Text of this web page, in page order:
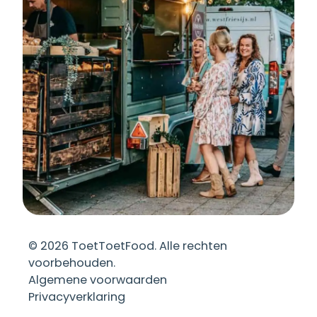
© 2026 ToetToetFood. Alle rechten
voorbehouden.
Algemene voorwaarden
Privacyverklaring